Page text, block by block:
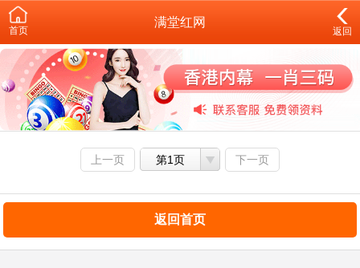
首页
满堂红网
返回
上一页 第1页 下一页
返回首页